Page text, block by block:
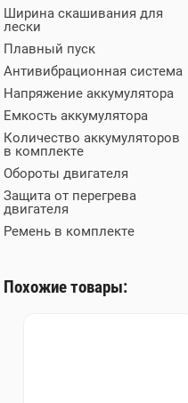
Ширина скашивания для
лески
Плавный пуск
Антивибрационная система
Напряжение аккумулятора
Емкость аккумулятора
Количество аккумуляторов
в комплекте
Обороты двигателя
Защита от перегрева
двигателя
Ремень в комплекте
Похожие товары: